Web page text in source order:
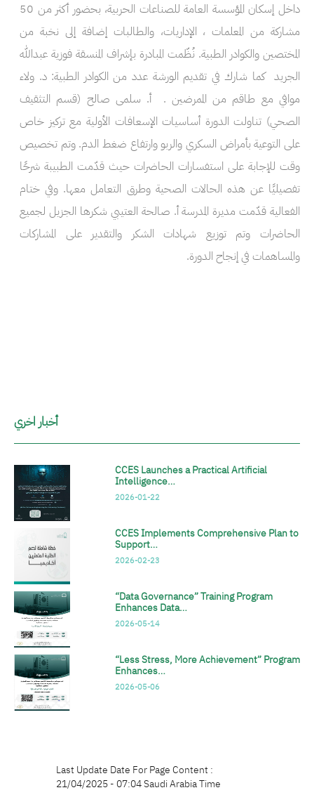
داخل إسكان المؤسسة العامة للصناعات الحربية، بحضور أكثر من 50
مشاركة من المعلمات ، الإداريات، والطالبات إضافة إلى نخبة من
المختصين والكوادر الطبية. نُظّمت المبادرة بإشراف المنسقة فوزية عبدالله
الجريد كما شارك في تقديم الورشة عدد من الكوادر الطبية: د. ولاء
موافي مع طاقم من الممرضين . أ. سلمى صالح (قسم التثقيف
الصحي) تناولت الدورة أساسيات الإسعافات الأولية مع تركيز خاص
على التوعية بأمراض السكري والربو وارتفاع ضغط الدم. وتم تخصيص
وقت للإجابة على استفسارات الحاضرات حيث قدّمت الطبيبة شرحًا
تفصيليًا عن هذه الحالات الصحية وطرق التعامل معها. وفي ختام
الفعالية قدّمت مديرة المدرسة أ. صالحة العتيبي شكرها الجزيل لجميع
الحاضرات وتم توزيع شهادات الشكر والتقدير على المشاركات
والمساهمات في إنجاح الدورة.
أخبار اخري
CCES Launches a Practical Artificial
Intelligence…
2026-01-22
CCES Implements Comprehensive Plan to
Support…
2026-02-23
“Data Governance” Training Program
Enhances Data…
2026-05-14
“Less Stress, More Achievement” Program
Enhances…
2026-05-06
Last Update Date For Page Content :
21/04/2025 - 07:04 Saudi Arabia Time